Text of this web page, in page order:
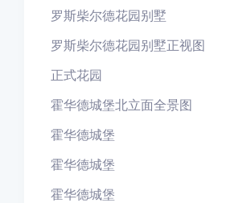
罗斯柴尔德花园别墅
罗斯柴尔德花园别墅正视图
正式花园
霍华德城堡北立面全景图
霍华德城堡
霍华德城堡
霍华德城堡